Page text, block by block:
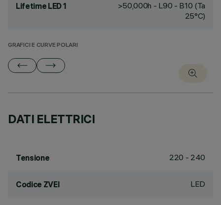
Lifetime LED 1
>50,000h - L90 - B10 (Ta
25°C)
GRAFICI E CURVE POLARI
DATI ELETTRICI
Tensione 220 - 240
Codice ZVEI LED